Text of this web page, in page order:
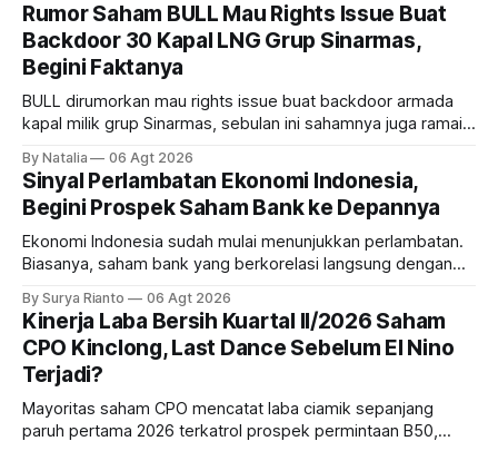
Rumor Saham BULL Mau Rights Issue Buat
Backdoor 30 Kapal LNG Grup Sinarmas,
Begini Faktanya
BULL dirumorkan mau rights issue buat backdoor armada
kapal milik grup Sinarmas, sebulan ini sahamnya juga ramai
masih menarik dilirik?
By Natalia 06 Agt 2026
Sinyal Perlambatan Ekonomi Indonesia,
Begini Prospek Saham Bank ke Depannya
Ekonomi Indonesia sudah mulai menunjukkan perlambatan.
Biasanya, saham bank yang berkorelasi langsung dengan
bank ke depannya?
By Surya Rianto 06 Agt 2026
Kinerja Laba Bersih Kuartal II/2026 Saham
CPO Kinclong, Last Dance Sebelum El Nino
Terjadi?
Mayoritas saham CPO mencatat laba ciamik sepanjang
paruh pertama 2026 terkatrol prospek permintaan B50,